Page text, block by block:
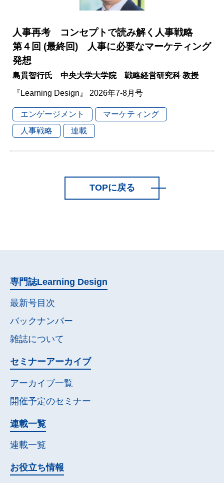
人事再考 コンセプトで読み解く人事戦略
第４回 (最終回) 人事に必要なマーケティング
発想
島貫智行氏 中央大学大学院 戦略経営研究科 教授
『Learning Design』 2026年7-8月号
エンゲージメント
マーケティング
人事戦略
連載
TOPに戻る
専門誌Learning Design
最新号目次
バックナンバー
雑誌について
セミナーアーカイブ
アーカイブ一覧
開催予定のセミナー
連載一覧
連載一覧
お役立ち情報